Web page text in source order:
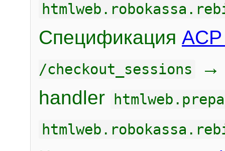
Спецификация
/checkout_sessions
handler